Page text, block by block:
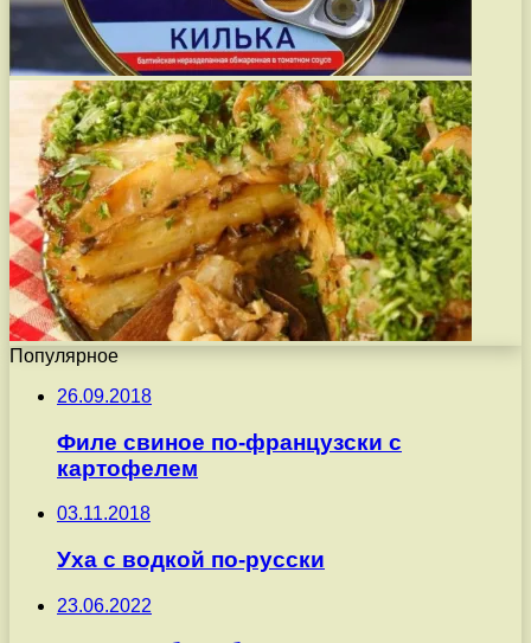
Популярное
26.09.2018
Филе свиное по-французски с
картофелем
03.11.2018
Уха с водкой по-русски
23.06.2022